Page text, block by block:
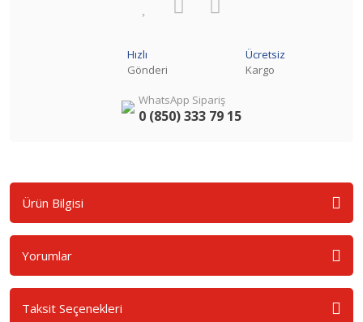
Hızlı
Gönderi
Ücretsiz
Kargo
WhatsApp Sipariş
0 (850) 333 79 15
Ürün Bilgisi
Yorumlar
Taksit Seçenekleri